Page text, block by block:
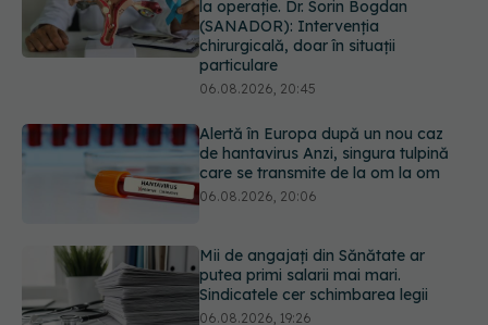
Alertă în Europa după un nou caz
de hantavirus Anzi, singura tulpină
care se transmite de la om la om
06.08.2026, 20:06
Mii de angajați din Sănătate ar
putea primi salarii mai mari.
Sindicatele cer schimbarea legii
06.08.2026, 19:26
EXCLUSIV Cancerele ginecologice
care pot fi tratate fără operație. Dr.
Sorin Bogdan (SANADOR): Chirurgia
este indicată doar punctual, pentru